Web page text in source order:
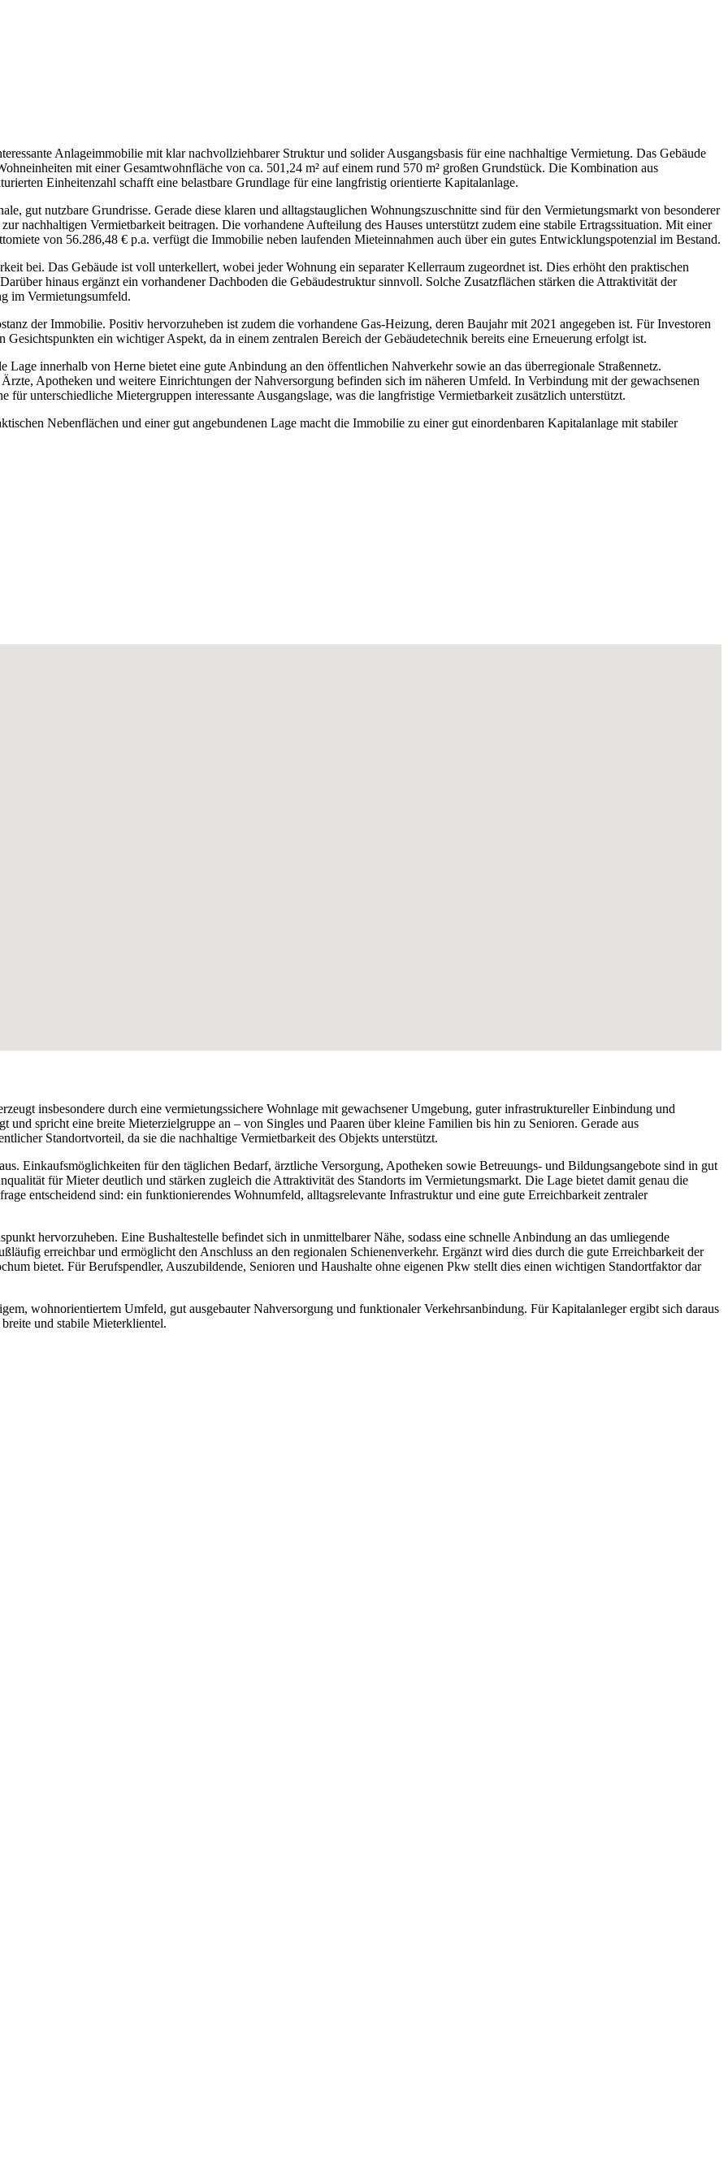
Anlageimmobilie mit klar nachvollziehbarer Struktur und solider Ausgangsbasis für eine nachhaltige Vermietung. Das Gebäude
mit einer Gesamtwohnfläche von ca. 501,24 m² auf einem rund 570 m² großen Grundstück. Die Kombination aus
Einheitenzahl schafft eine belastbare Grundlage für eine langfristig orientierte Kapitalanlage.
gut nutzbare Grundrisse. Gerade diese klaren und alltagstauglichen Wohnungszuschnitte sind für den Vermietungsmarkt von besonderer
nachhaltigen Vermietbarkeit beitragen. Die vorhandene Aufteilung des Hauses unterstützt zudem eine stabile Ertragssituation. Mit einer
von 56.286,48 € p.a. verfügt die Immobilie neben laufenden Mieteinnahmen auch über ein gutes Entwicklungspotenzial im Bestand.
bei. Das Gebäude ist voll unterkellert, wobei jeder Wohnung ein separater Kellerraum zugeordnet ist. Dies erhöht den praktischen
hinaus ergänzt ein vorhandener Dachboden die Gebäudestruktur sinnvoll. Solche Zusatzflächen stärken die Attraktivität der
im Vermietungsumfeld.
der Immobilie. Positiv hervorzuheben ist zudem die vorhandene Gas-Heizung, deren Baujahr mit 2021 angegeben ist. Für Investoren
Gesichtspunkten ein wichtiger Aspekt, da in einem zentralen Bereich der Gebäudetechnik bereits eine Erneuerung erfolgt ist.
innerhalb von Herne bietet eine gute Anbindung an den öffentlichen Nahverkehr sowie an das überregionale Straßennetz.
Apotheken und weitere Einrichtungen der Nahversorgung befinden sich im näheren Umfeld. In Verbindung mit der gewachsenen
für unterschiedliche Mietergruppen interessante Ausgangslage, was die langfristige Vermietbarkeit zusätzlich unterstützt.
Nebenflächen und einer gut angebundenen Lage macht die Immobilie zu einer gut einordenbaren Kapitalanlage mit stabiler
insbesondere durch eine vermietungssichere Wohnlage mit gewachsener Umgebung, guter infrastruktureller Einbindung und
spricht eine breite Mieterzielgruppe an – von Singles und Paaren über kleine Familien bis hin zu Senioren. Gerade aus
Standortvorteil, da sie die nachhaltige Vermietbarkeit des Objekts unterstützt.
Einkaufsmöglichkeiten für den täglichen Bedarf, ärztliche Versorgung, Apotheken sowie Betreuungs- und Bildungsangebote sind in gut
für Mieter deutlich und stärken zugleich die Attraktivität des Standorts im Vermietungsmarkt. Die Lage bietet damit genau die
entscheidend sind: ein funktionierendes Wohnumfeld, alltagsrelevante Infrastruktur und eine gute Erreichbarkeit zentraler
hervorzuheben. Eine Bushaltestelle befindet sich in unmittelbarer Nähe, sodass eine schnelle Anbindung an das umliegende
erreichbar und ermöglicht den Anschluss an den regionalen Schienenverkehr. Ergänzt wird dies durch die gute Erreichbarkeit der
bietet. Für Berufspendler, Auszubildende, Senioren und Haushalte ohne eigenen Pkw stellt dies einen wichtigen Standortfaktor dar
wohnorientiertem Umfeld, gut ausgebauter Nahversorgung und funktionaler Verkehrsanbindung. Für Kapitalanleger ergibt sich daraus
und stabile Mieterklientel.